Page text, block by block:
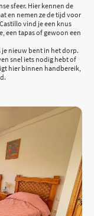
sfeer. Hier kennen de
en nemen ze de tijd voor
vind je een knus
een tapas of gewoon een
je nieuw bent in het dorp.
snel iets nodig hebt of
hier binnen handbereik,